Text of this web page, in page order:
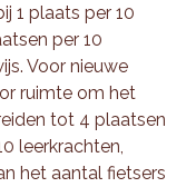
1 plaats per 10
per 10
Voor nieuwe
ruimte om het
tot 4 plaatsen
leerkrachten,
het aantal fietsers